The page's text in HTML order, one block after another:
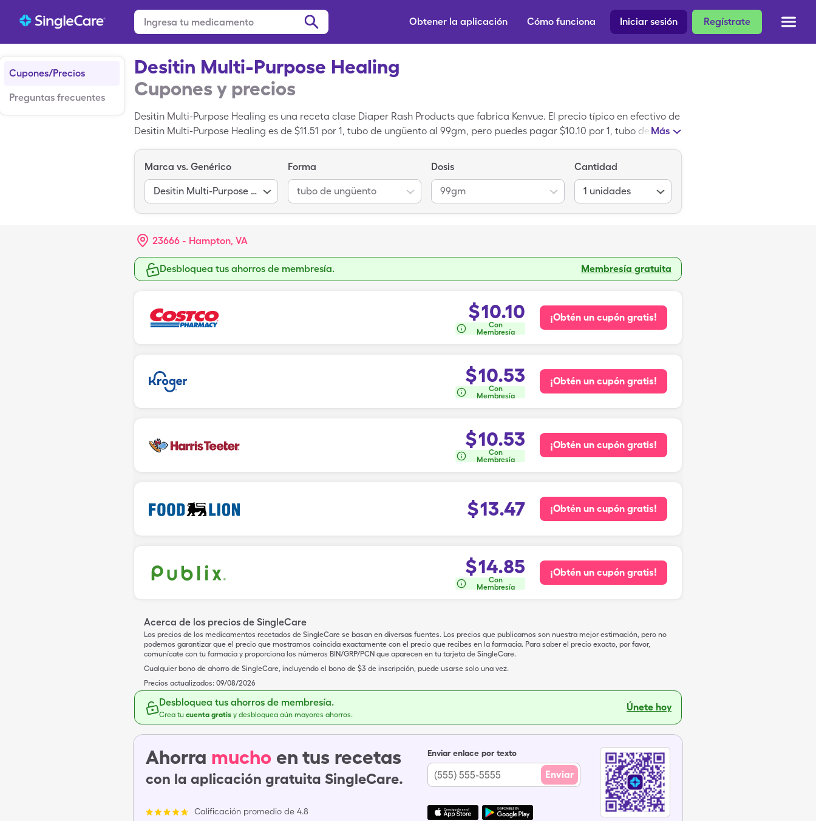
Regístrate
Iniciar sesión
Cómo funciona
Obtener la aplicación
Cupones/Precios
Preguntas frecuentes
Desitin Multi-Purpose Healing
Cupones y precios
Desitin Multi-Purpose Healing es una receta clase Diaper Rash Products que fabrica Kenvue. El precio típico en efectivo de
Desitin Multi-Purpose Healing es de $11.51 por 1, tubo de ungüento al 99gm, pero puedes pagar $10.10 por 1, tubo de Más
Marca vs. Genérico
Desitin Multi-Purpose Healing
Forma
tubo de ungüento
Dosis
99gm
Cantidad
1 unidades
23666 - Hampton, VA
Desbloquea tus ahorros de membresía. Membresía gratuita
$10.10
Con
Membresía
¡Obtén un cupón gratis!
$10.53
Con
Membresía
¡Obtén un cupón gratis!
$10.53
Con
Membresía
¡Obtén un cupón gratis!
$13.47 ¡Obtén un cupón gratis!
$14.85
Con
Membresía
¡Obtén un cupón gratis!
Acerca de los precios de SingleCare
Los precios de los medicamentos recetados de SingleCare se basan en diversas fuentes. Los precios que publicamos son nuestra mejor estimación, pero no
podemos garantizar que el precio que mostramos coincida exactamente con el precio que recibes en la farmacia. Para saber el precio exacto, por favor,
comunícate con tu farmacia y proporciona los números BIN/GRP/PCN que aparecen en tu tarjeta de SingleCare.
Cualquier bono de ahorro de SingleCare, incluyendo el bono de $3 de inscripción, puede usarse solo una vez.
Precios actualizados: 09/08/2026
Desbloquea tus ahorros de membresía.
Crea tu cuenta gratis y desbloquea aún mayores ahorros.
Únete hoy
Ahorra mucho en tus recetas
con la aplicación gratuita SingleCare.
Calificación promedio de 4.8
Enviar enlace por texto
Enviar